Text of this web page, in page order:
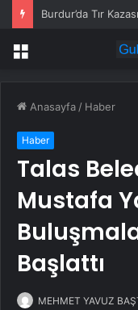
Burdur’da Tır
Menü
Anasayfa / Haber
Haber
Talas
Mustafa
Başlattı
MEHMET YAVUZ